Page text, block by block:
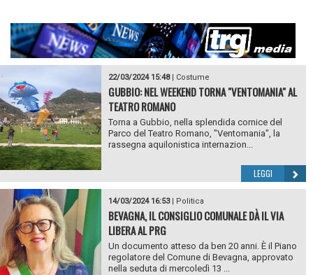
22/03/2024 15:48| Costume
GUBBIO: NEL WEEKEND TORNA "VENTOMANIA" AL
TEATRO ROMANO
Torna a Gubbio, nella splendida cornice del
Parco del Teatro Romano, "Ventomania", la
rassegna aquilonistica internazion...
LEGGI
14/03/2024 16:53| Politica
BEVAGNA, IL CONSIGLIO COMUNALE DÀ IL VIA
LIBERA AL PRG
Un documento atteso da ben 20 anni. È il Piano
regolatore del Comune di Bevagna, approvato
nella seduta di mercoledì 13 ...